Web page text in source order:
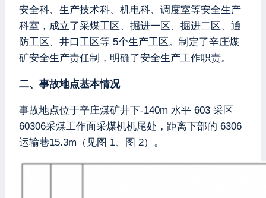
安全科、生产技术科、机电科、调度室等安全生产
科室，成立了采煤工区、掘进一区、掘进二区、通
防工区、井口工区等 5个生产工区。制定了辛庄煤
矿安全生产责任制，明确了安全生产工作职责。
二、事故地点基本情况
事故地点位于辛庄煤矿井下-140m 水平 603 采区
60306采煤工作面采煤机机尾处，距离下部的 6306
运输巷15.3m（见图 1、图 2）。